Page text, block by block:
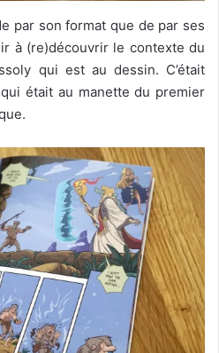
par son format que de par ses
à (re)découvrir le contexte du
qui est au dessin. C’était
était au manette du premier